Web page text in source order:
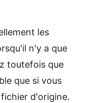
les
n'y a que
toutefois que
que si vous
d'origine.